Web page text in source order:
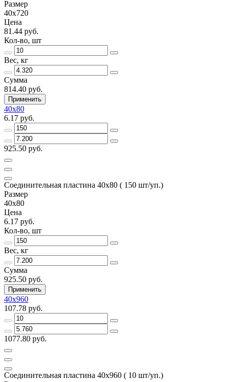
Размер
40х720
Цена
81.44 руб.
Кол-во, шт
Вес, кг
Сумма
814.40 руб.
Применить
40х80
6.17 руб.
925.50 руб.
Соединительная пластина 40х80 ( 150 шт/уп.)
Размер
40х80
Цена
6.17 руб.
Кол-во, шт
Вес, кг
Сумма
925.50 руб.
Применить
40х960
107.78 руб.
1077.80 руб.
Соединительная пластина 40х960 ( 10 шт/уп.)